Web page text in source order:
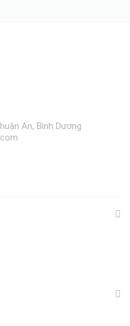
An, Bình Dương